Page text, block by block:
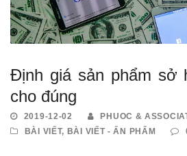
Định giá sản phẩm sở
cho đúng
2019-12-02
PHUOC &
BÀI VIẾT, BÀI VIẾT - ẤN PHẨM